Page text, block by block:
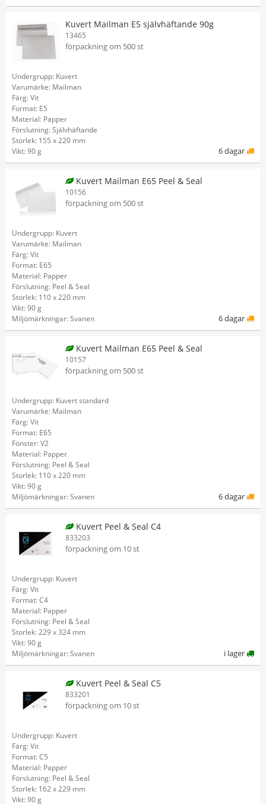
Kuvert Mailman E5 självhäftande 90g
13465
förpackning om 500 st
Undergrupp: Kuvert
Varumärke: Mailman
Färg: Vit
Format: E5
Material: Papper
Förslutning: Självhäftande
Storlek: 155 x 220 mm
Vikt: 90 g
6 dagar
Kuvert Mailman E65 Peel & Seal
10156
förpackning om 500 st
Undergrupp: Kuvert
Varumärke: Mailman
Färg: Vit
Format: E65
Material: Papper
Förslutning: Peel & Seal
Storlek: 110 x 220 mm
Vikt: 90 g
Miljömärkningar: Svanen
6 dagar
Kuvert Mailman E65 Peel & Seal
10157
förpackning om 500 st
Undergrupp: Kuvert standard
Varumärke: Mailman
Färg: Vit
Format: E65
Fönster: V2
Material: Papper
Förslutning: Peel & Seal
Storlek: 110 x 220 mm
Vikt: 90 g
Miljömärkningar: Svanen
6 dagar
Kuvert Peel & Seal C4
833203
förpackning om 10 st
Undergrupp: Kuvert
Färg: Vit
Format: C4
Material: Papper
Förslutning: Peel & Seal
Storlek: 229 x 324 mm
Vikt: 90 g
Miljömärkningar: Svanen
i lager
Kuvert Peel & Seal C5
833201
förpackning om 10 st
Undergrupp: Kuvert
Färg: Vit
Format: C5
Material: Papper
Förslutning: Peel & Seal
Storlek: 162 x 229 mm
Vikt: 90 g